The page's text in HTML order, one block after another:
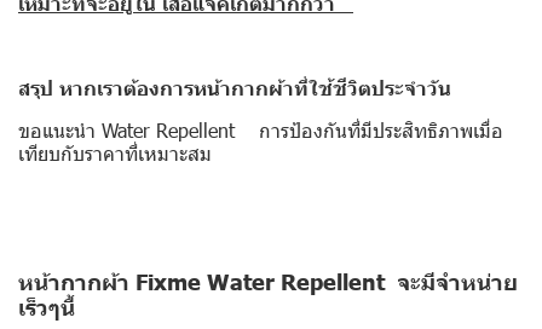
สรุป หากเราต้องการหน้ากากผ้าที่ใช้ชีวิตประจำวัน
ขอแนะนำ Water Repellent การป้องกันที่มีประสิทธิภาพเมื่อ
เทียบกับราคาที่เหมาะสม
หน้ากากผ้า Fixme Water Repellent จะมีจำหน่าย
เร็วๆนี้